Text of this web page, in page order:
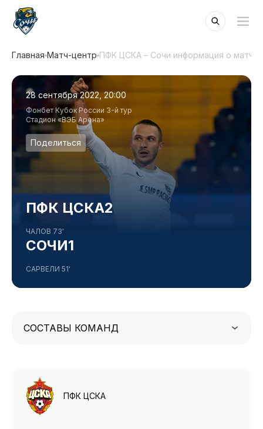
Главная Матч-центр ПФК ЦСКА – Сочи информация о матче
28 сентября 2022, 20:00
Фонбет Кубок России 3-й тур
Стадион «ВЭБ Арена»
Поделиться
ПФК ЦСКА2
ЧАЛОВ 73'
СОЧИ1
САРВЕЛИ 51'
СОСТАВЫ КОМАНД
ПФК ЦСКА